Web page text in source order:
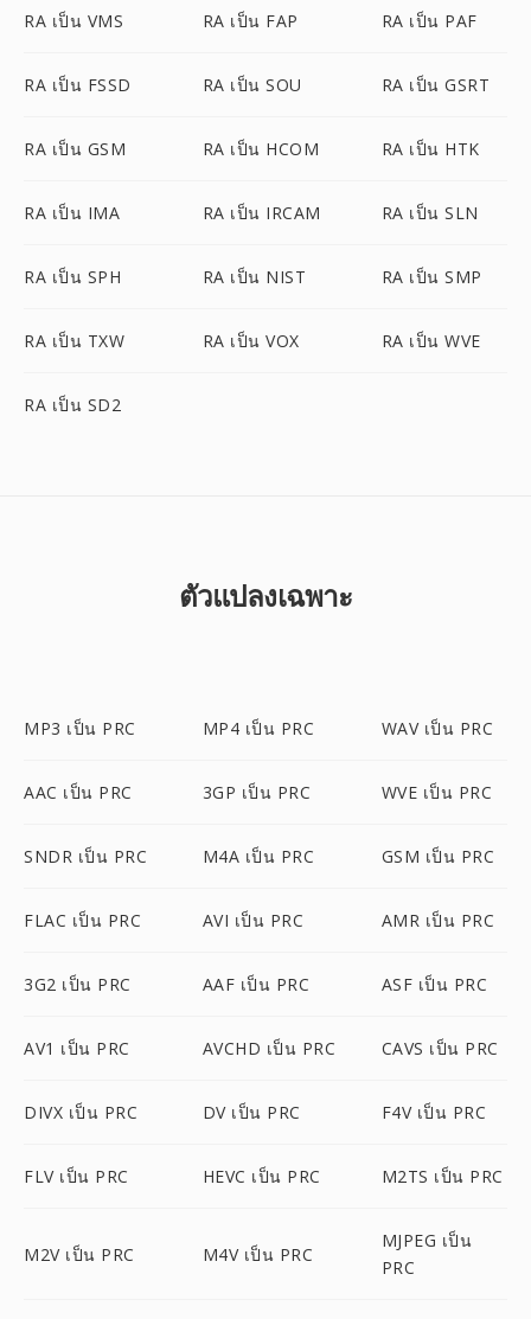
RA เป็น VMS RA เป็น FAP RA เป็น PAF
RA เป็น FSSD RA เป็น SOU RA เป็น GSRT
RA เป็น GSM RA เป็น HCOM RA เป็น HTK
RA เป็น IMA RA เป็น IRCAM RA เป็น SLN
RA เป็น SPH RA เป็น NIST RA เป็น SMP
RA เป็น TXW RA เป็น VOX RA เป็น WVE
RA เป็น SD2
ตัวแปลงเฉพาะ
MP3 เป็น PRC MP4 เป็น PRC WAV เป็น PRC
AAC เป็น PRC 3GP เป็น PRC WVE เป็น PRC
SNDR เป็น PRC M4A เป็น PRC GSM เป็น PRC
FLAC เป็น PRC AVI เป็น PRC AMR เป็น PRC
3G2 เป็น PRC AAF เป็น PRC ASF เป็น PRC
AV1 เป็น PRC AVCHD เป็น PRC CAVS เป็น PRC
DIVX เป็น PRC DV เป็น PRC F4V เป็น PRC
FLV เป็น PRC HEVC เป็น PRC M2TS เป็น PRC
M2V เป็น PRC M4V เป็น PRC
MJPEG เป็น
PRC